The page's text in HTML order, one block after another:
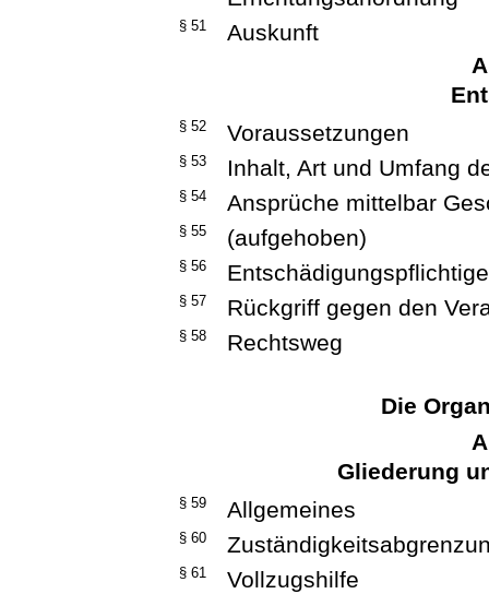
§ 51
Auskunft
§ 52 Voraussetzungen
§ 53 Inhalt, Art und Umfang
§ 54 Ansprüche mittelbar
§ 55 (aufgehoben)
§ 56
§ 57 Rückgriff gegen den
§ 58 Rechtsweg
Die
Gliederung
§ 59 Allgemeines
§ 60
§ 61 Vollzugshilfe